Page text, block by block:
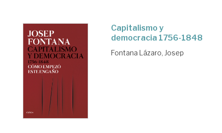
Capitalismo y
democracia 1756-1848
Fontana Lázaro, Josep